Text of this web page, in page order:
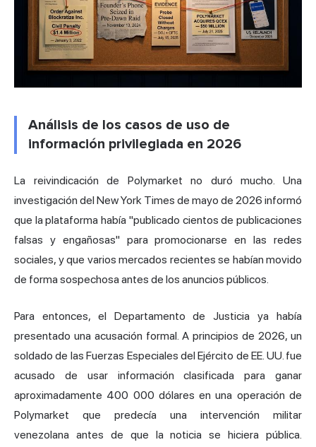
Análisis de los casos de uso de
información privilegiada en 2026
La reivindicación de Polymarket no duró mucho. Una
investigación del New York Times de mayo de 2026 informó
que la plataforma había "publicado cientos de publicaciones
falsas y engañosas" para promocionarse en las redes
sociales, y que varios mercados recientes se habían movido
de forma sospechosa antes de los anuncios públicos.
Para entonces, el Departamento de Justicia ya había
presentado una acusación formal. A principios de 2026, un
soldado de las Fuerzas Especiales del Ejército de EE. UU. fue
acusado de usar información clasificada para ganar
aproximadamente 400 000 dólares en una operación de
Polymarket que predecía una intervención militar
venezolana antes de que la noticia se hiciera pública.